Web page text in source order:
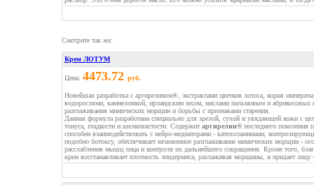
Смотрите так же:
Крем ЛОТУМ
Цена: 4473.72 руб.
Новейшая разработка с аргирелином®, экстрактами цветков лотоса, корня
водорослями, камнеломкой, ирландским мхом, маслами пальмовым и абрикосовых
разглаживания мимических морщин и борьбы с признаками старения.
Данная формула разработана специально для зрелой, сухой и увядающей кожи с
тонуса, гладкости и шелковистости. Содержитаргирелин® последнего поколения (
способен взаимодействовать с нейро-медиаторами - катехоламинами,
подобно ботоксу, обеспечивает мгновенное разглаживание мимических морщин -
расслабления мышц лица и контроля их дальнейшего сокращения. Кроме того,
крем восстанавливает плотность эпидермиса, разлаживая морщины, и придает